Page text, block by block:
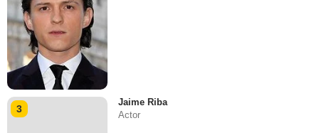
3
Jaime Riba
Actor